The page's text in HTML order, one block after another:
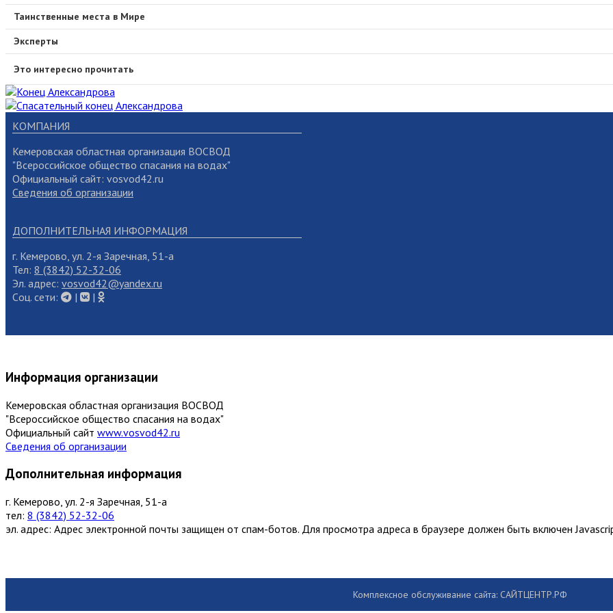
Таинственные места в Мире
Эксперты
Это интересно прочитать
КОМПАНИЯ
Кемеровская областная организация ВОСВОД
"Всероссийское общество спасания на водах"
Официальный сайт: vosvod42.ru
Сведения об организации
ДОПОЛНИТЕЛЬНАЯ ИНФОРМАЦИЯ
г. Кемерово, ул. 2-я Заречная, 51-а
Тел: 8 (3842) 52-32-06
Эл. адрес: vosvod42@yandex.ru
Cоц. сети:
| |
Информация организации
Кемеровская областная организация ВОСВОД
"Всероссийское общество спасания на водах"
Официальный сайт www.vosvod42.ru
Сведения об организации
Дополнительная информация
г. Кемерово, ул. 2-я Заречная, 51-а
тел: 8 (3842) 52-32-06
эл. адрес: Адрес электронной почты защищен от спам-ботов. Для просмотра адреса в браузере должен быть включен
Комплексное обслуживание сайта: САЙТЦЕНТР.РФ